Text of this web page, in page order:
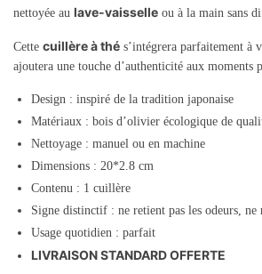
nettoyée au lave-vaisselle ou à la main sans
Cette cuillère à thé s’intégrera parfaitement à
ajoutera une touche d’authenticité aux moments
Design : inspiré de la tradition japonaise
Matériaux : bois d’olivier écologique de
Nettoyage : manuel ou en machine
Dimensions : 20*2.8 cm
Contenu : 1 cuillère
Signe distinctif : ne retient pas les odeurs, ne
Usage quotidien : parfait
LIVRAISON STANDARD OFFERTE